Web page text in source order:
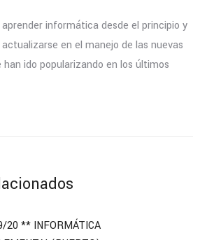
informática desde el principio y
en el manejo de las nuevas
ido popularizando en los últimos
20 ** INFORMÁTICA